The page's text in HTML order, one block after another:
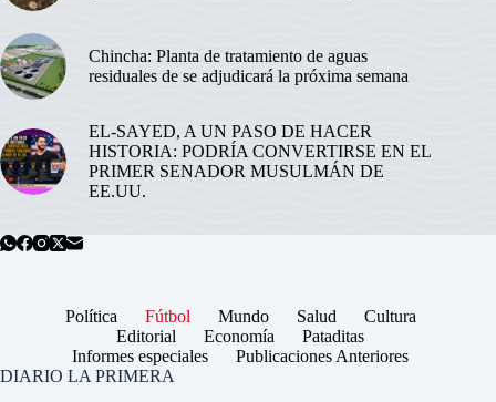
Chincha: Planta de tratamiento de aguas
residuales de se adjudicará la próxima semana
EL-SAYED, A UN PASO DE HACER
HISTORIA: PODRÍA CONVERTIRSE EN EL
PRIMER SENADOR MUSULMÁN DE
EE.UU.
Política Fútbol Mundo Salud
Cultura
Editorial
Economía
Pataditas
Informes especiales
Publicaciones Anteriores
DIARIO LA PRIMERA